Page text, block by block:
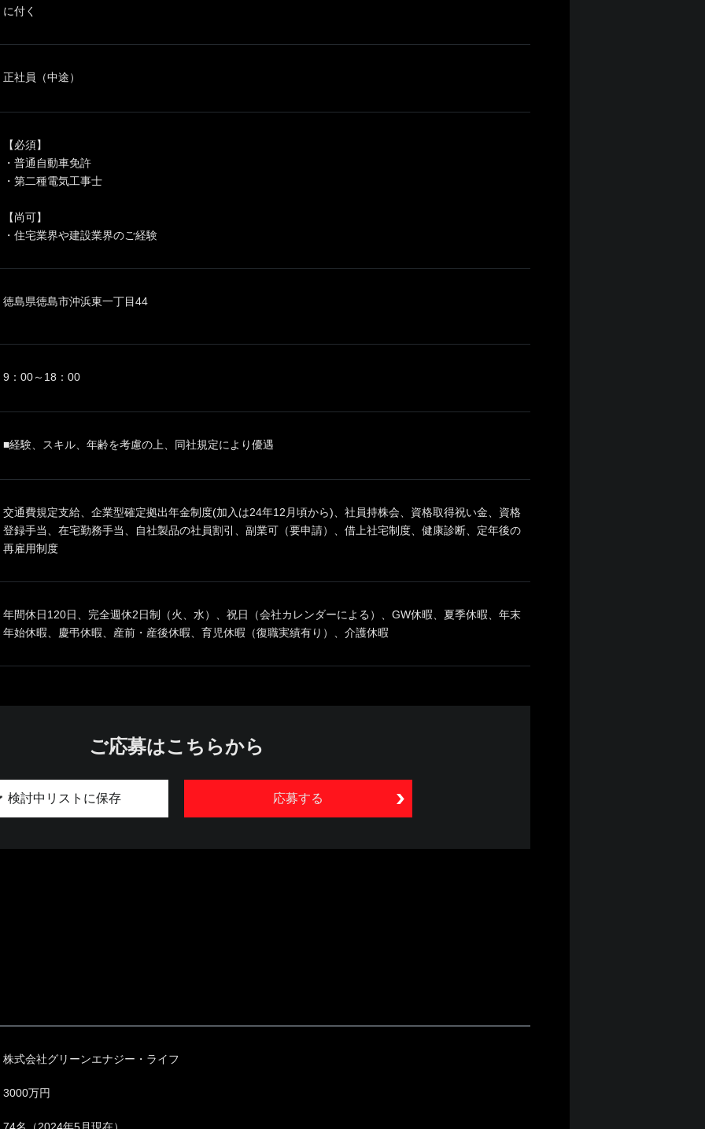
に付く
正社員（中途）
【必須】
・普通自動車免許
・第二種電気工事士
【尚可】
・住宅業界や建設業界のご経験
徳島県徳島市沖浜東一丁目44
9：00～18：00
■経験、スキル、年齢を考慮の上、同社規定により優遇
交通費規定支給、企業型確定拠出年金制度(加入は24年12月頃から)、社員持株会、資格取得祝い金、資格
登録手当、在宅勤務手当、自社製品の社員割引、副業可（要申請）、借上社宅制度、健康診断、定年後の
再雇用制度
年間休日120日、完全週休2日制（火、水）、祝日（会社カレンダーによる）、GW休暇、夏季休暇、年末
年始休暇、慶弔休暇、産前・産後休暇、育児休暇（復職実績有り）、介護休暇
ご応募はこちらから
応募する
検討中リストに保存
株式会社グリーンエナジー・ライフ
3000万円